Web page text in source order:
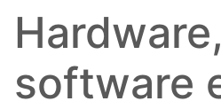
Hardware,
software